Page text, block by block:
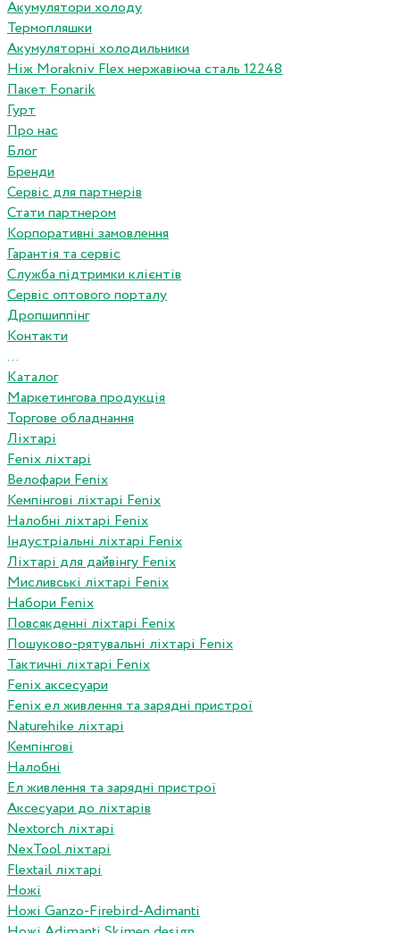
Акумулятори холоду
Термопляшки
Акумуляторні холодильники
Ніж Morakniv Flex нержавіюча сталь 12248
Пакет Fonarik
Гурт
Про нас
Блог
Бренди
Сервіс для партнерів
Стати партнером
Корпоративні замовлення
Гарантія та сервіс
Служба підтримки клієнтів
Сервіс оптового порталу
Дропшиппінг
Контакти
...
Каталог
Маркетингова продукція
Торгове обладнання
Ліхтарі
Fenix ліхтарі
Велофари Fenix
Кемпінгові ліхтарі Fenix
Налобні ліхтарі Fenix
Індустріальні ліхтарі Fenix
Ліхтарі для дайвінгу Fenix
Мисливські ліхтарі Fenix
Набори Fenix
Повсякденні ліхтарі Fenix
Пошуково-рятувальні ліхтарі Fenix
Тактичні ліхтарі Fenix
Fenix аксесуари
Fenix ел живлення та зарядні пристрої
Naturehike ліхтарі
Кемпінгові
Налобні
Ел живлення та зарядні пристрої
Аксесуари до ліхтарів
Nextorch ліхтарі
NexTool ліхтарі
Flextail ліхтарі
Ножі
Ножі Ganzo-Firebird-Adimanti